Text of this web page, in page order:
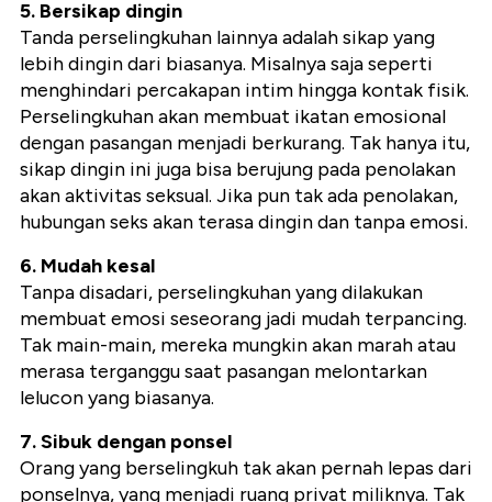
5. Bersikap dingin
Tanda perselingkuhan lainnya adalah sikap yang
lebih dingin dari biasanya. Misalnya saja seperti
menghindari percakapan intim hingga kontak fisik.
Perselingkuhan akan membuat ikatan emosional
dengan pasangan menjadi berkurang. Tak hanya itu,
sikap dingin ini juga bisa berujung pada penolakan
akan aktivitas seksual. Jika pun tak ada penolakan,
hubungan seks akan terasa dingin dan tanpa emosi.
6. Mudah kesal
Tanpa disadari, perselingkuhan yang dilakukan
membuat emosi seseorang jadi mudah terpancing.
Tak main-main, mereka mungkin akan marah atau
merasa terganggu saat pasangan melontarkan
lelucon yang biasanya.
7. Sibuk dengan ponsel
Orang yang berselingkuh tak akan pernah lepas dari
ponselnya, yang menjadi ruang privat miliknya. Tak